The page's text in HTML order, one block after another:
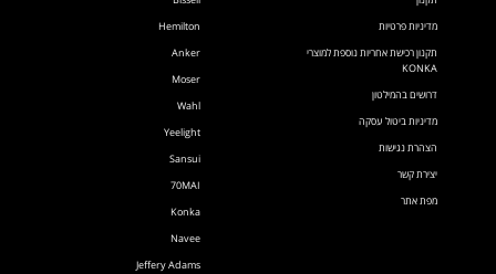
מדיניות פרטיות
תקנון רכישת אחריות נוספת למוצרי
KONKA
דרושים בהמילטון
מדיניות ביטול עסקה
הצהרת נגישות
יצירת קשר
מפת אתר
Hemilton
Anker
Moser
Wahl
Yeelight
Sansui
70MAI
Konka
Navee
Jeffery Adams